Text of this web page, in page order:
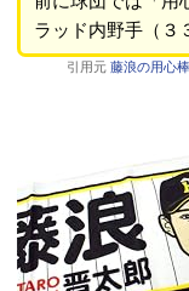
ラッド内野手（３
引用元 藤浪の用心